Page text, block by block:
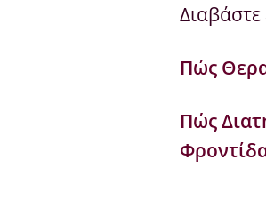
Διαβάστε
Πώς
Πώς